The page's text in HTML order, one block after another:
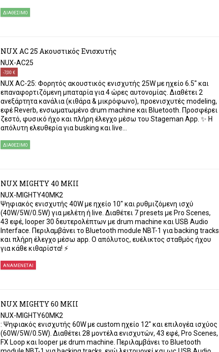
ΔΙΑΘΈΣΙΜΟ
NUX AC 25 Ακουστικός Ενισχυτής
NUX-AC25
-7,00 €
NUX AC-25: Φορητός ακουστικός ενισχυτής 25W με ηχείο 6.5" και
επαναφορτιζόμενη μπαταρία για 4 ώρες αυτονομίας. Διαθέτει 2
ανεξάρτητα κανάλια (κιθάρα & μικρόφωνο), προενισχυτές modeling,
εφέ Reverb, ενσωματωμένο drum machine και Bluetooth. Προσφέρει
ζεστό, φυσικό ήχο και πλήρη έλεγχο μέσω του Stageman App. ✨ Η
απόλυτη ελευθερία για busking και live...
ΔΙΑΘΈΣΙΜΟ
NUX MIGHTY 40 MKII
NUX-MIGHTY40MK2
Ψηφιακός ενισχυτής 40W με ηχείο 10" και ρυθμιζόμενη ισχύ
(40W/5W/0.5W) για μελέτη ή live. Διαθέτει 7 presets με Pro Scenes,
43 εφέ, looper 30 δευτερολέπτων με drum machine και USB Audio
Interface. Περιλαμβάνει το Bluetooth module NBT-1 για backing tracks
και πλήρη έλεγχο μέσω app. Ο απόλυτος, ευέλικτος σταθμός ήχου
για κάθε κιθαρίστα! ⚡
ΑΝΑΜΈΝΕΤΑΙ
NUX MIGHTY 60 MKII
NUX-MIGHTY60MK2
: Ψηφιακός ενισχυτής 60W με custom ηχείο 12" και επιλογέα ισχύος
(60W/5W/0.5W). Διαθέτει 28 μοντέλα ενισχυτών, 43 εφέ, Pro Scenes,
FX Loop και looper με drum machine. Περιλαμβάνει το Bluetooth